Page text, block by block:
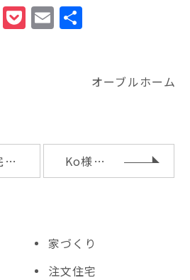
Pi
n
P
o
E
m
オーブルホーム
Ko様邸完成内覧会のご案内 Ko様邸完成内覧会
家づくり
注文住宅